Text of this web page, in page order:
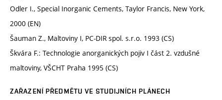
Odler I., Special Inorganic Cements, Taylor Francis, New York,
2000 (EN)
Šauman Z., Maltoviny I, PC-DIR spol. s.r.o. 1993 (CS)
Škvára F.: Technologie anorganických pojiv I část 2. vzdušné
maltoviny, VŠCHT Praha 1995 (CS)
ZAŘAZENÍ PŘEDMĚTU VE STUDIJNÍCH PLÁNECH